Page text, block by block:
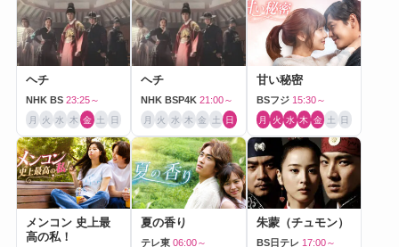
ヘチ
NHK BS 23:25～
月 火 水 木 金 土 日
ヘチ
NHK BSP4K 21:00～
月 火 水 木 金 土 日
甘い秘密
BSフジ 15:30～
月 火 水 木 金 土 日
メンコン 史上最
高の私！
夏の香り
テレ東 06:00～
朱蒙（チュモン）
BS日テレ 17:00～